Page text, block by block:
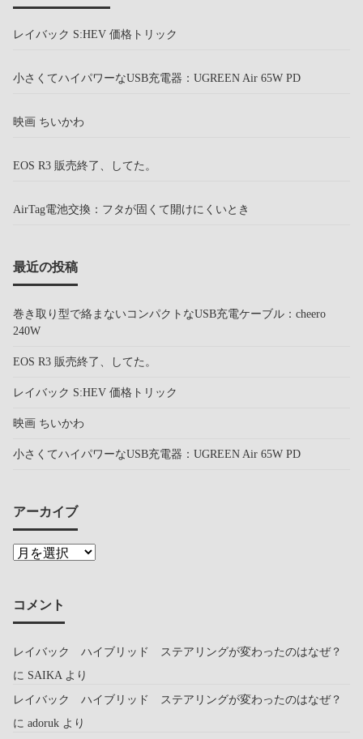
レイバック S:HEV 価格トリック
小さくてハイパワーなUSB充電器：UGREEN Air 65W PD
映画 ちいかわ
EOS R3 販売終了、してた。
AirTag電池交換：フタが固くて開けにくいとき
最近の投稿
巻き取り型で絡まないコンパクトなUSB充電ケーブル：cheero
240W
EOS R3 販売終了、してた。
レイバック S:HEV 価格トリック
映画 ちいかわ
小さくてハイパワーなUSB充電器：UGREEN Air 65W PD
アーカイブ
コメント
レイバック ハイブリッド ステアリングが変わったのはなぜ？
に SAIKA より
レイバック ハイブリッド ステアリングが変わったのはなぜ？
に adoruk より